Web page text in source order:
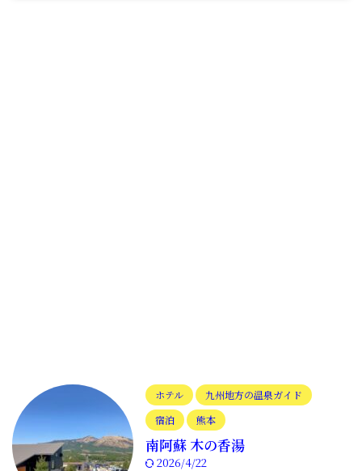
ホテル
九州地方の温泉ガイド
宿泊
熊本
南阿蘇 木の香湯
2026/4/22